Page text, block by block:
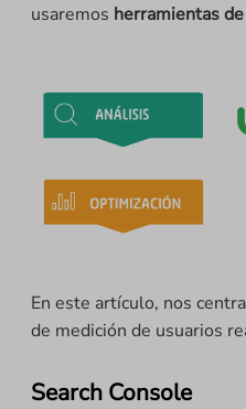
usaremos herramientas
En este artículo, nos
de medición de usuarios
Search Console